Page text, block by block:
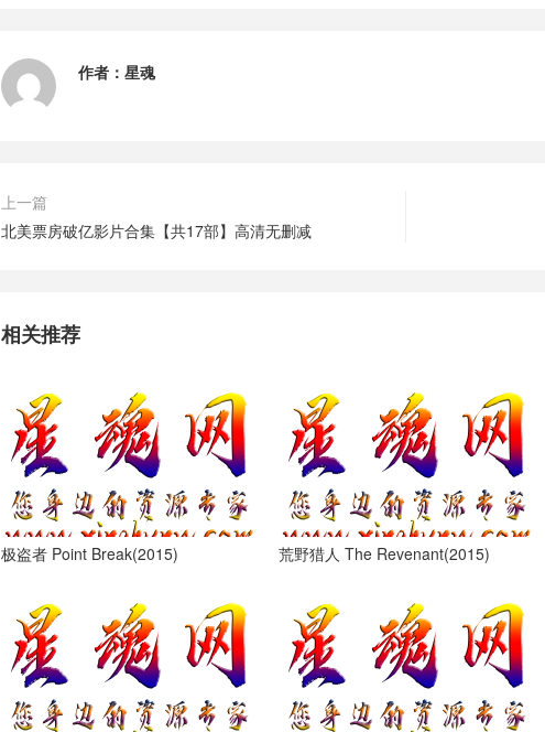
作者： 星魂
上一篇
北美票房破亿影片合集【共17部】高清无删减
相关推荐
极盗者 Point Break(2015) 荒野猎人 The Revenant(2015)